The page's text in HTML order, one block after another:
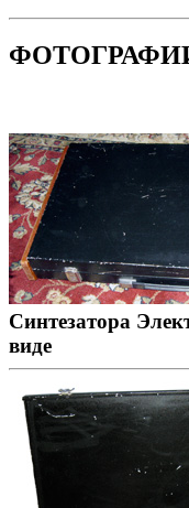
Синтезатора
виде